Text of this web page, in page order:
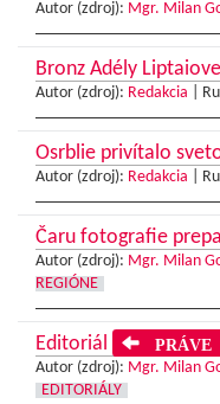
Autor (zdroj): Mgr. Milan
Bronz Adély
Autor (zdroj): Redakcia
Osrblie privítalo
Autor (zdroj): Redakcia
Čaru fotografie
Autor (zdroj): Mgr. Milan
REGIÓNE
Editoriál PRÁVE
Autor (zdroj): Mgr. Milan
EDITORIÁLY